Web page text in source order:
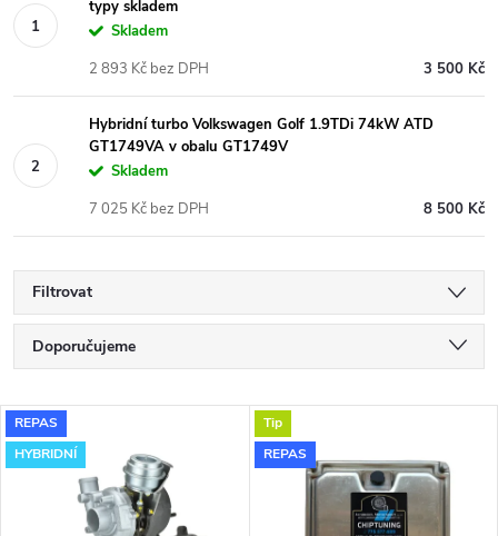
typy skladem
Skladem
3 500 Kč
2 893 Kč bez DPH
Hybridní turbo Volkswagen Golf 1.9TDi 74kW ATD
GT1749VA v obalu GT1749V
Skladem
8 500 Kč
7 025 Kč bez DPH
Filtrovat
Ř
a
z
Doporučujeme
Nejdražší
Nejprodávanější
Abecedně
V
ý
REPAS
HYBRIDNÍ
Tip
REPAS